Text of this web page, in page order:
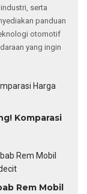
serta
panduan
otomotif
yang ingin
Komparasi
Rem Mobil